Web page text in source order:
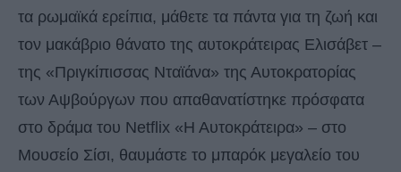
τα ρωμαϊκά ερείπια, μάθετε τα πάντα για τη ζωή και
τον μακάβριο θάνατο της αυτοκράτειρας Ελισάβετ –
της «Πριγκίπισσας Νταϊάνα» της Αυτοκρατορίας
των Αψβούργων που απαθανατίστηκε πρόσφατα
στο δράμα του Netflix «Η Αυτοκράτειρα» – στο
Μουσείο Σίσι, θαυμάστε το μπαρόκ μεγαλείο του